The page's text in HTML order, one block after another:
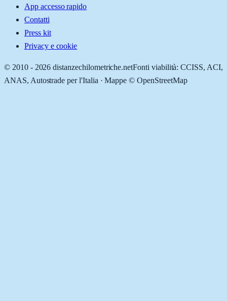
App accesso rapido
Contatti
Press kit
Privacy e cookie
© 2010 - 2026 distanzechilometriche.netFonti viabilità: CCISS, ACI,
ANAS, Autostrade per l'Italia · Mappe © OpenStreetMap